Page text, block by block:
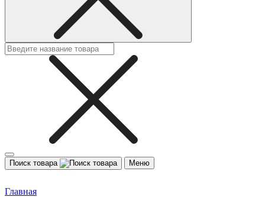
Поиск товара Меню
Главная